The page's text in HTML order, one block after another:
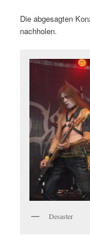
Die abgesagten
nachholen.
Desaster